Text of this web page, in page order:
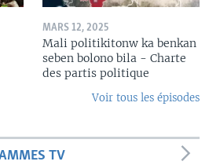
MARS 12, 2025
Mali politikitonw ka benkan
seben bolono bila - Charte
des partis politique
Voir tous les épisodes
TV